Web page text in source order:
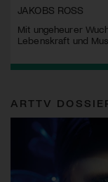
JAKOBS ROSS
Mit ungeheurer
Lebenskraft und
ARTTV